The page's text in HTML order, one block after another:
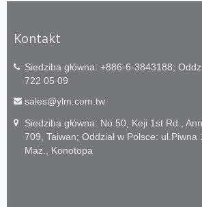
Kontakt
Siedziba główna: +886-6-3843188;
722 05 09
sales@ylm.com.tw
Siedziba główna: No.50, Keji 1st Rd.,
709, Taiwan; Oddział w Polsce:
Maz., Konotopa